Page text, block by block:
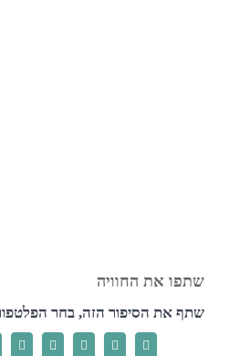
שתף את הסיפור הזה, בחר